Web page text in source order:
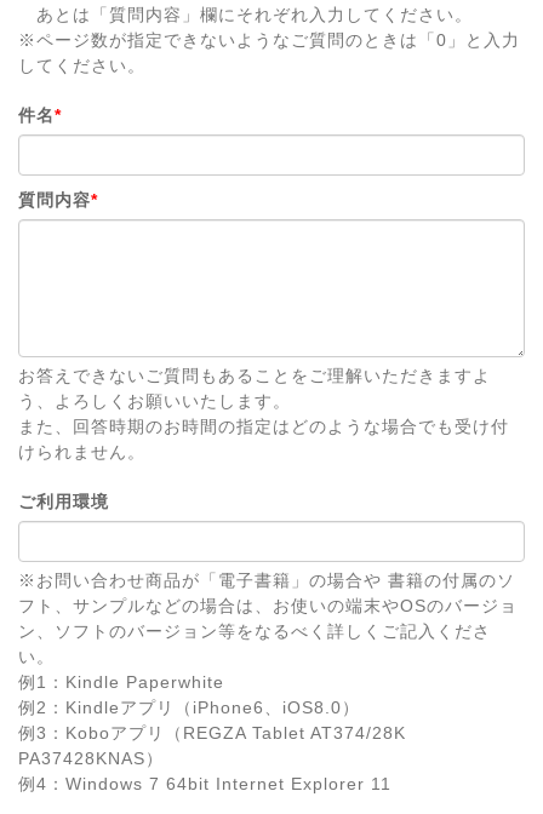
あとは「質問内容」欄にそれぞれ入力してください。
※ページ数が指定できないようなご質問のときは「0」と入力
してください。
件名*
質問内容*
お答えできないご質問もあることをご理解いただきますよ
う、よろしくお願いいたします。
また、回答時期のお時間の指定はどのような場合でも受け付
けられません。
ご利用環境
※お問い合わせ商品が「電子書籍」の場合や 書籍の付属のソ
フト、サンプルなどの場合は、お使いの端末やOSのバージョ
ン、ソフトのバージョン等をなるべく詳しくご記入くださ
い。
例1：Kindle Paperwhite
例2：Kindleアプリ（iPhone6、iOS8.0）
例3：Koboアプリ（REGZA Tablet AT374/28K
PA37428KNAS）
例4：Windows 7 64bit Internet Explorer 11